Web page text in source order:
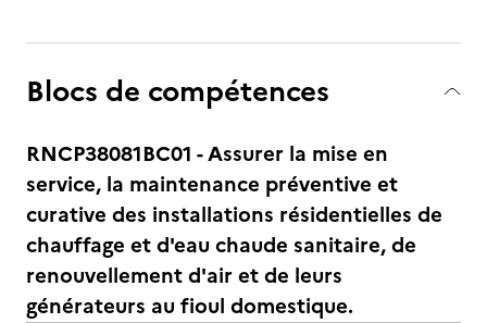
Blocs de compétences
RNCP38081BC01 - Assurer la mise en
service, la maintenance préventive et
curative des installations résidentielles de
chauffage et d'eau chaude sanitaire, de
renouvellement d'air et de leurs
générateurs au fioul domestique.